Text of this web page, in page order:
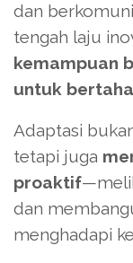
dan
tengah laju
kemampuan
untuk
Adaptasi
tetapi juga
proaktif
dan
menghadapi